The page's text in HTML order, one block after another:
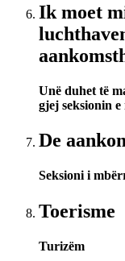
Ik moet
Unë duhet të
gjej seksionin
De
Seksioni i
Toerisme
Turizëm